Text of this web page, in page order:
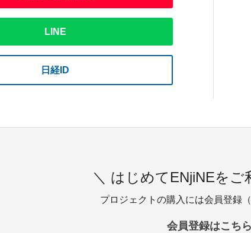
LINE
日経ID
＼ はじめてENjiNEをご
プロジェクトの購入には会員登録
会員登録はこちら